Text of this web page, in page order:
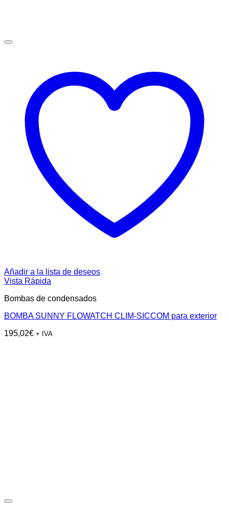
Añadir a la lista de deseos
Vista Rápida
Bombas de condensados
BOMBA SUNNY FLOWATCH CLIM-SICCOM para exterior
195,02€ + IVA